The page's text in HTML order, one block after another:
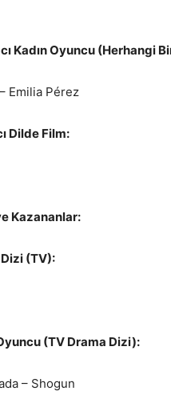
Kadın Oyuncu (Herhangi
Emilia Pérez
Dilde Film:
Kazananlar:
(TV):
(TV Drama Dizi):
– Shogun